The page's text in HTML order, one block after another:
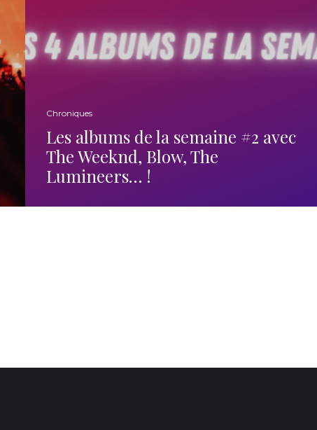
Chroniques
Les albums de la semaine #2 avec
The Weeknd, Blow, The
Lumineers… !